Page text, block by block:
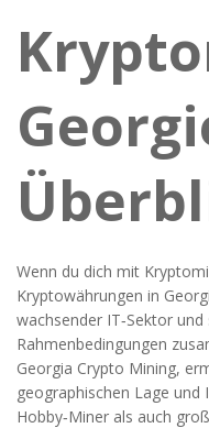
Wenn du dich mit
Kryptowährungen in
wachsender IT‑Sektor
Rahmenbedingungen
Georgia Crypto Mining,
geographischen Lage
Hobby‑Miner als auch